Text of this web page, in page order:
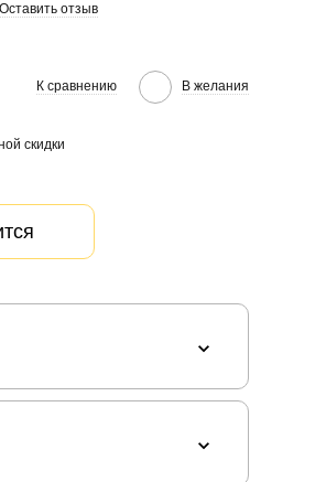
Оставить отзыв
К сравнению В желания
скидки